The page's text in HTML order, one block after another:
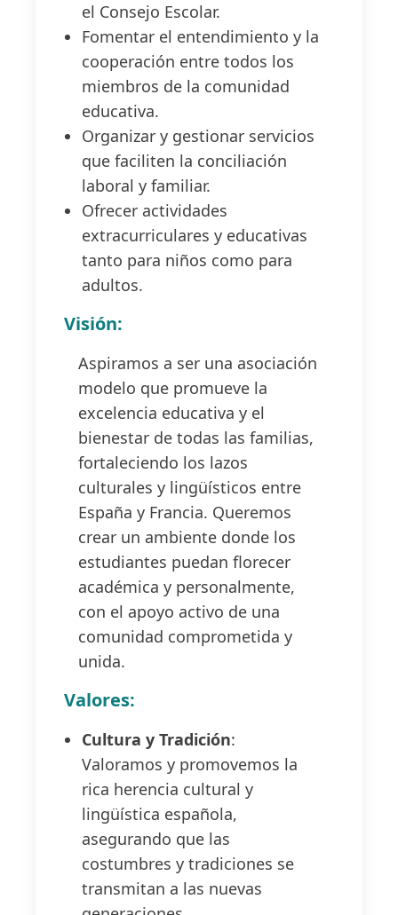
el Consejo Escolar.
Fomentar el entendimiento y la
cooperación entre todos los
miembros de la comunidad
educativa.
Organizar y gestionar servicios
que faciliten la conciliación
laboral y familiar.
Ofrecer actividades
extracurriculares y educativas
tanto para niños como para
adultos.
Visión:
Aspiramos a ser una asociación
modelo que promueve la
excelencia educativa y el
bienestar de todas las familias,
fortaleciendo los lazos
culturales y lingüísticos entre
España y Francia. Queremos
crear un ambiente donde los
estudiantes puedan florecer
académica y personalmente,
con el apoyo activo de una
comunidad comprometida y
unida.
Valores:
Cultura y Tradición:
Valoramos y promovemos la
rica herencia cultural y
lingüística española,
asegurando que las
costumbres y tradiciones se
transmitan a las nuevas